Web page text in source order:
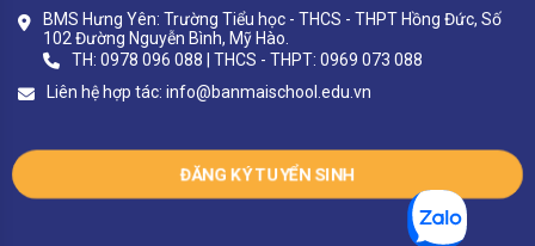
BMS Hưng Yên: Trường Tiểu học - THCS - THPT Hồng Đức, Số
102 Đường Nguyễn Bình, Mỹ Hào.
TH: 0978 096 088 | THCS - THPT: 0969 073 088
Liên hệ hợp tác: info@banmaischool.edu.vn
ĐĂNG KÝ TUYỂN SINH